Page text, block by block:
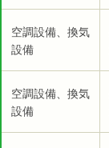
空調設備、換気
設備
空調設備、換気
設備